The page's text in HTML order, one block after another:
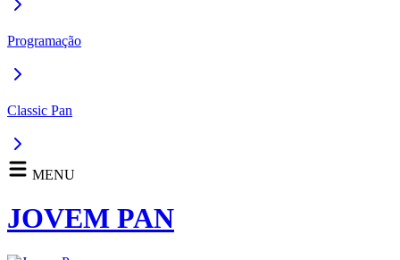
Programação
Classic Pan
MENU
JOVEM PAN